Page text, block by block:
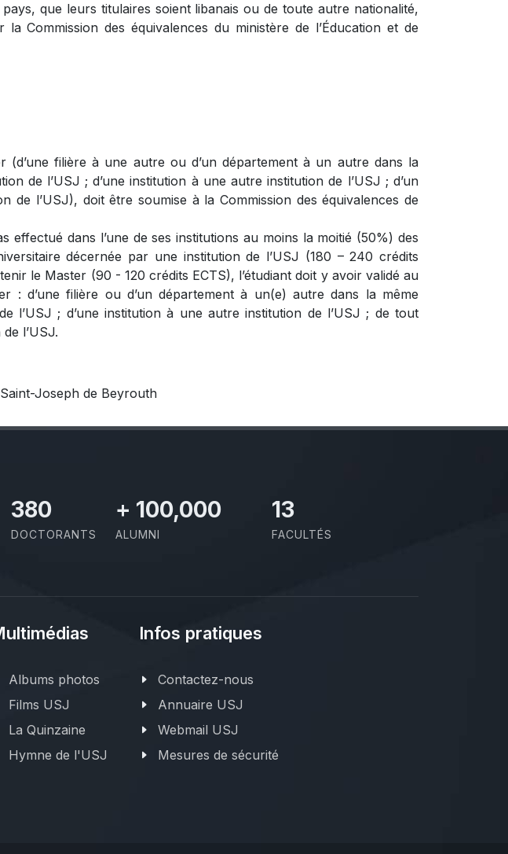
que leurs titulaires soient libanais ou de toute autre nationalité,
Commission des équivalences du ministère de l’Éducation et de
(d’une filière à une autre ou d’un département à un autre dans la
de l’USJ ; d’une institution à une autre institution de l’USJ ; d’un
de l’USJ), doit être soumise à la Commission des équivalences de
effectué dans l’une de ses institutions au moins la moitié (50%) des
décernée par une institution de l’USJ (180 – 240 crédits
le Master (90 - 120 crédits ECTS), l’étudiant doit y avoir validé au
: d’une filière ou d’un département à un(e) autre dans la même
l’USJ ; d’une institution à une autre institution de l’USJ ; de tout
l’USJ.
Joseph de Beyrouth
437
DOCTORANTS
+ 100,000
ALUMNI
13
FACULTÉS
Albums photos
Films USJ
La Quinzaine
Hymne de l'USJ
Infos pratiques
Contactez-nous
Annuaire USJ
Webmail USJ
Mesures de sécurité